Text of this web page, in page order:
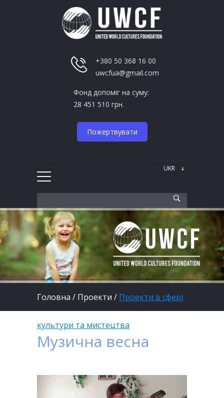
+380 50 368 16 00
uwcfua@gmail.com
Фонд допоміг на суму:
28 451 510 грн.
Пожертвувати
Головна / Проекти / Проекти в сфері
культури та мистецтва
Музична весна